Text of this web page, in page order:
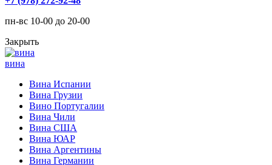
пн-вс 10-00 до 20-00
Закрыть
вина
Вина Испании
Вина Грузии
Вино Португалии
Вина Чили
Вина США
Вина ЮАР
Вина Аргентины
Вина Германии